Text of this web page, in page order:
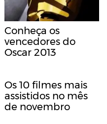
Conheça os
vencedores do
Oscar 2013
Os 10 filmes mais
assistidos no mês
de novembro